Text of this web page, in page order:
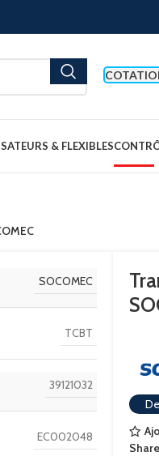
& FLEXIBLES
SOCOMEC
TCBT
39121032
EC002048